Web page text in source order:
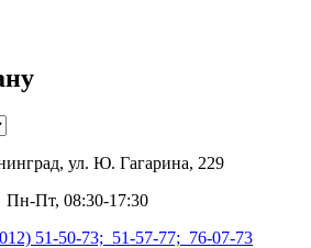
ул. Ю. Гагарина, 229
Пт, 08:30-17:30
51-50-73; 51-57-77; 76-07-73